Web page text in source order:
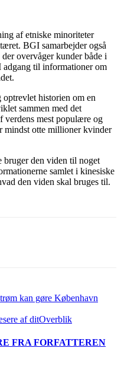
af etniske minoriteter
BGI samarbejder også
overvåger kunder både i
til informationer om
historien om en
sammen med det
verdens mest populære og
mindst otte millioner kvinder
den viden til noget
samlet i kinesiske
den viden skal bruges til.
kan gøre København
af ditOverblik
FRA FORFATTEREN